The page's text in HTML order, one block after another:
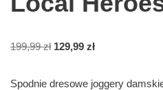
199,99zł 129,99 zł
Spodnie dresowe joggery